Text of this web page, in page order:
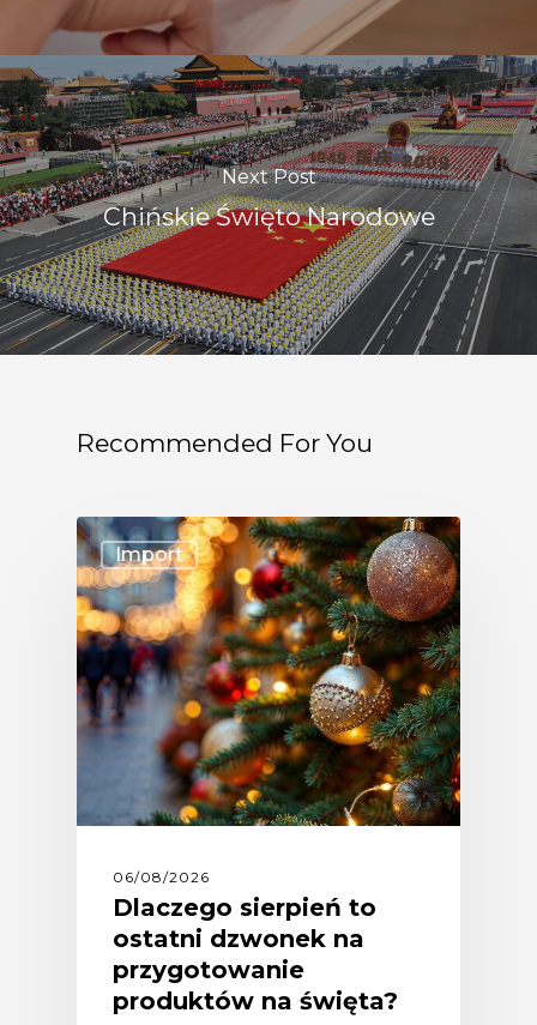
Next Post
Chińskie Święto Narodowe
Recommended For You
Import
06/08/2026
Dlaczego sierpień to
ostatni dzwonek na
przygotowanie
produktów na święta?